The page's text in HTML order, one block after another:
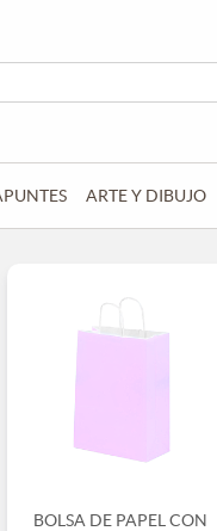
ARTE Y DIBUJO
BOLSA DE PAPEL CON